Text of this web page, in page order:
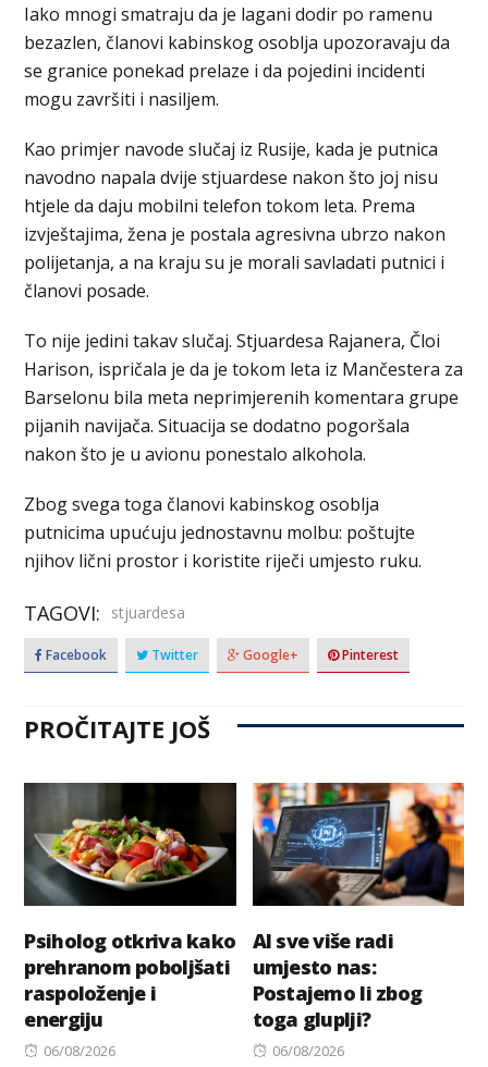
Iako mnogi smatraju da je lagani dodir po ramenu
bezazlen, članovi kabinskog osoblja upozoravaju da
se granice ponekad prelaze i da pojedini incidenti
mogu završiti i nasiljem.
Kao primjer navode slučaj iz Rusije, kada je putnica
navodno napala dvije stjuardese nakon što joj nisu
htjele da daju mobilni telefon tokom leta. Prema
izvještajima, žena je postala agresivna ubrzo nakon
polijetanja, a na kraju su je morali savladati putnici i
članovi posade.
To nije jedini takav slučaj. Stjuardesa Rajanera, Čloi
Harison, ispričala je da je tokom leta iz Mančestera za
Barselonu bila meta neprimjerenih komentara grupe
pijanih navijača. Situacija se dodatno pogoršala
nakon što je u avionu ponestalo alkohola.
Zbog svega toga članovi kabinskog osoblja
putnicima upućuju jednostavnu molbu: poštujte
njihov lični prostor i koristite riječi umjesto ruku.
TAGOVI: stjuardesa
Facebook Twitter Google+ Pinterest
PROČITAJTE JOŠ
Psiholog otkriva kako
prehranom poboljšati
raspoloženje i
energiju
Posted
06/08/2026
AI sve više radi
umjesto nas:
Postajemo li zbog
toga gluplji?
Posted
06/08/2026